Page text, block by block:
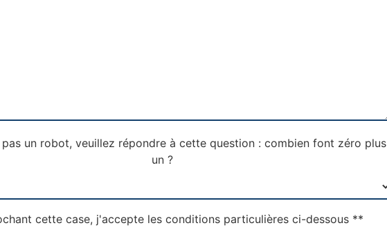
pas un robot, veuillez répondre à cette question : combien font zéro plus
un ?
cette case, j'accepte les conditions particulières ci-dessous **